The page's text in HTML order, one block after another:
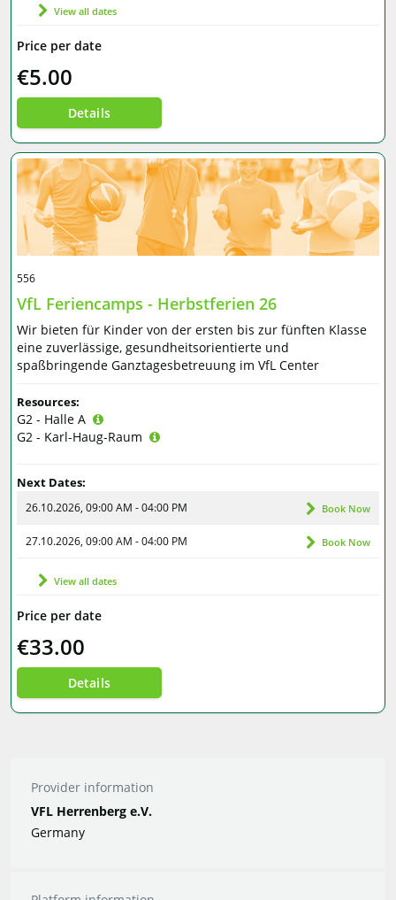
View all dates
Price per date
€5.00
Details
556
VfL Feriencamps - Herbstferien 26
Wir bieten für Kinder von der ersten bis zur fünften Klasse
eine zuverlässige, gesundheitsorientierte und
spaßbringende Ganztagesbetreuung im VfL Center
Resources:
G2 - Halle A
G2 - Karl-Haug-Raum
Next Dates:
26.10.2026, 09:00 AM - 04:00 PM
Book Now
27.10.2026, 09:00 AM - 04:00 PM Book Now
View all dates
Price per date
€33.00
Details
Provider information
VFL Herrenberg e.V.
Germany